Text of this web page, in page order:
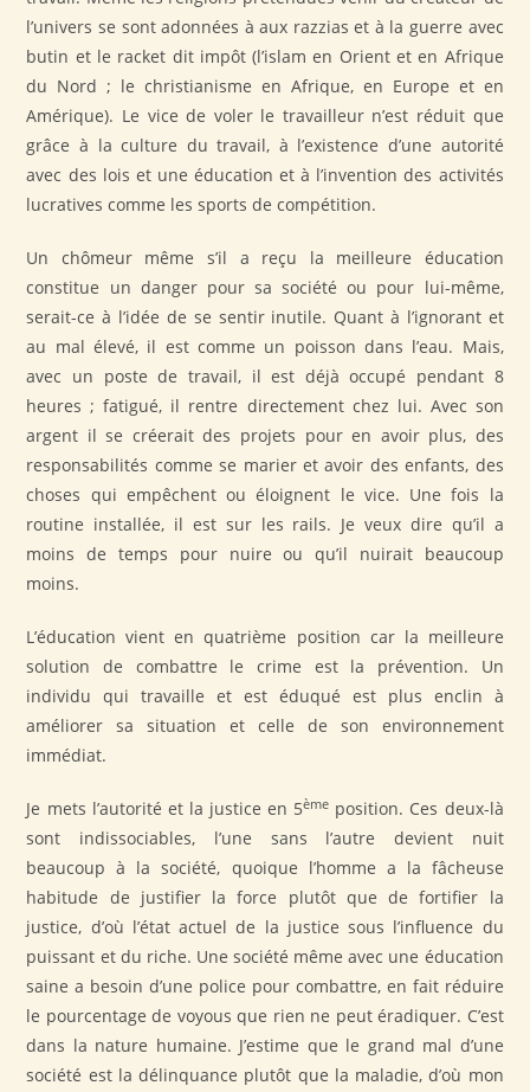
l’univers se sont adonnées à aux razzias et à la guerre avec
butin et le racket dit impôt (l’islam en Orient et en Afrique
du Nord ; le christianisme en Afrique, en Europe et en
Amérique). Le vice de voler le travailleur n’est réduit que
grâce à la culture du travail, à l’existence d’une autorité
avec des lois et une éducation et à l’invention des activités
lucratives comme les sports de compétition.
Un chômeur même s’il a reçu la meilleure éducation
constitue un danger pour sa société ou pour lui-même,
serait-ce à l’idée de se sentir inutile. Quant à l’ignorant et
au mal élevé, il est comme un poisson dans l’eau. Mais,
avec un poste de travail, il est déjà occupé pendant 8
heures ; fatigué, il rentre directement chez lui. Avec son
argent il se créerait des projets pour en avoir plus, des
responsabilités comme se marier et avoir des enfants, des
choses qui empêchent ou éloignent le vice. Une fois la
routine installée, il est sur les rails. Je veux dire qu’il a
moins de temps pour nuire ou qu’il nuirait beaucoup
moins.
L’éducation vient en quatrième position car la meilleure
solution de combattre le crime est la prévention. Un
individu qui travaille et est éduqué est plus enclin à
améliorer sa situation et celle de son environnement
immédiat.
Je mets l’autorité et la justice en 5ème position. Ces deux-là
sont indissociables, l’une sans l’autre devient nuit
beaucoup à la société, quoique l’homme a la fâcheuse
habitude de justifier la force plutôt que de fortifier la
justice, d’où l’état actuel de la justice sous l’influence du
puissant et du riche. Une société même avec une éducation
saine a besoin d’une police pour combattre, en fait réduire
le pourcentage de voyous que rien ne peut éradiquer. C’est
dans la nature humaine. J’estime que le grand mal d’une
société est la délinquance plutôt que la maladie, d’où mon